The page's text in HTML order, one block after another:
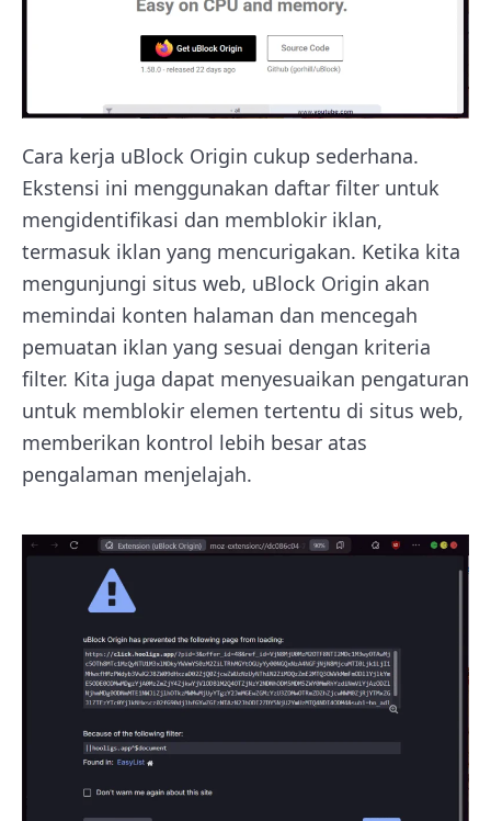
Cara kerja uBlock Origin cukup sederhana.
Ekstensi ini menggunakan daftar filter untuk
mengidentifikasi dan memblokir iklan,
termasuk iklan yang mencurigakan. Ketika kita
mengunjungi situs web, uBlock Origin akan
memindai konten halaman dan mencegah
pemuatan iklan yang sesuai dengan kriteria
filter. Kita juga dapat menyesuaikan pengaturan
untuk memblokir elemen tertentu di situs web,
memberikan kontrol lebih besar atas
pengalaman menjelajah.